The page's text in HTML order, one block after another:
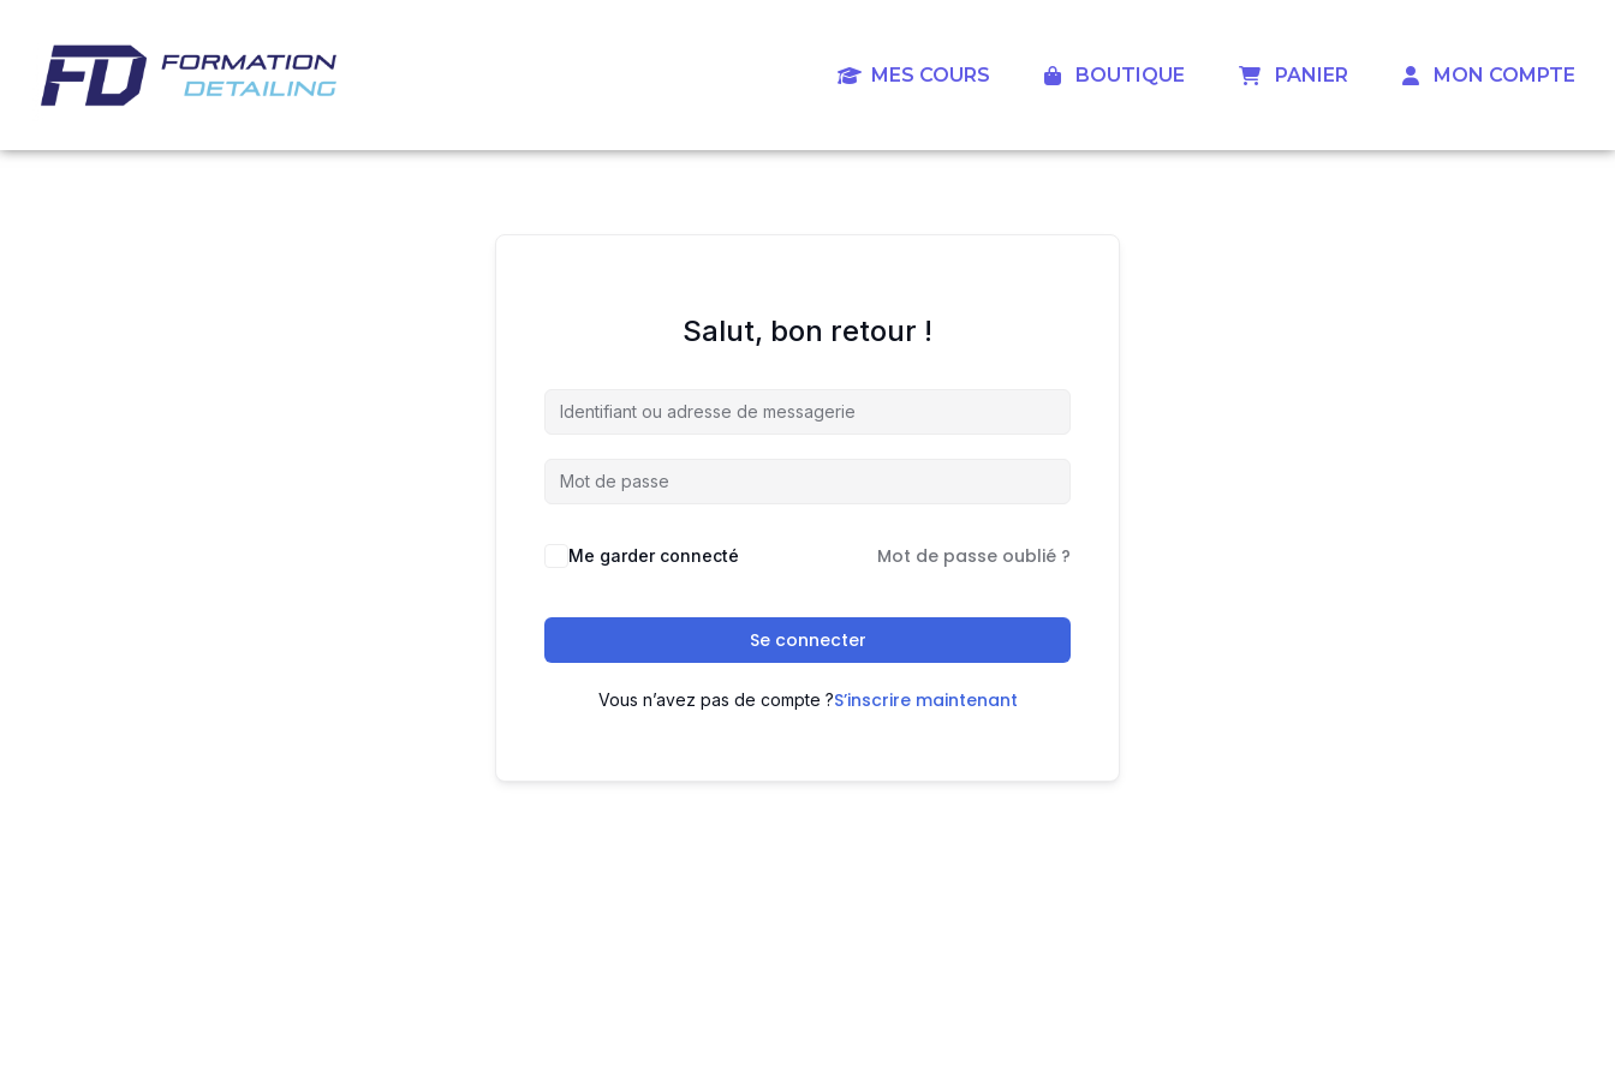
contenuMES COURS ‎ ‎ ‎ BOUTIQUE ‎ ‎ ‎ PANIER ‎ ‎ ‎ MON COMPTE
Salut, bon retour !
Me garder connecté Mot de passe oublié ?
Se connecter
Vous n’avez pas de compte ?S’inscrire maintenant